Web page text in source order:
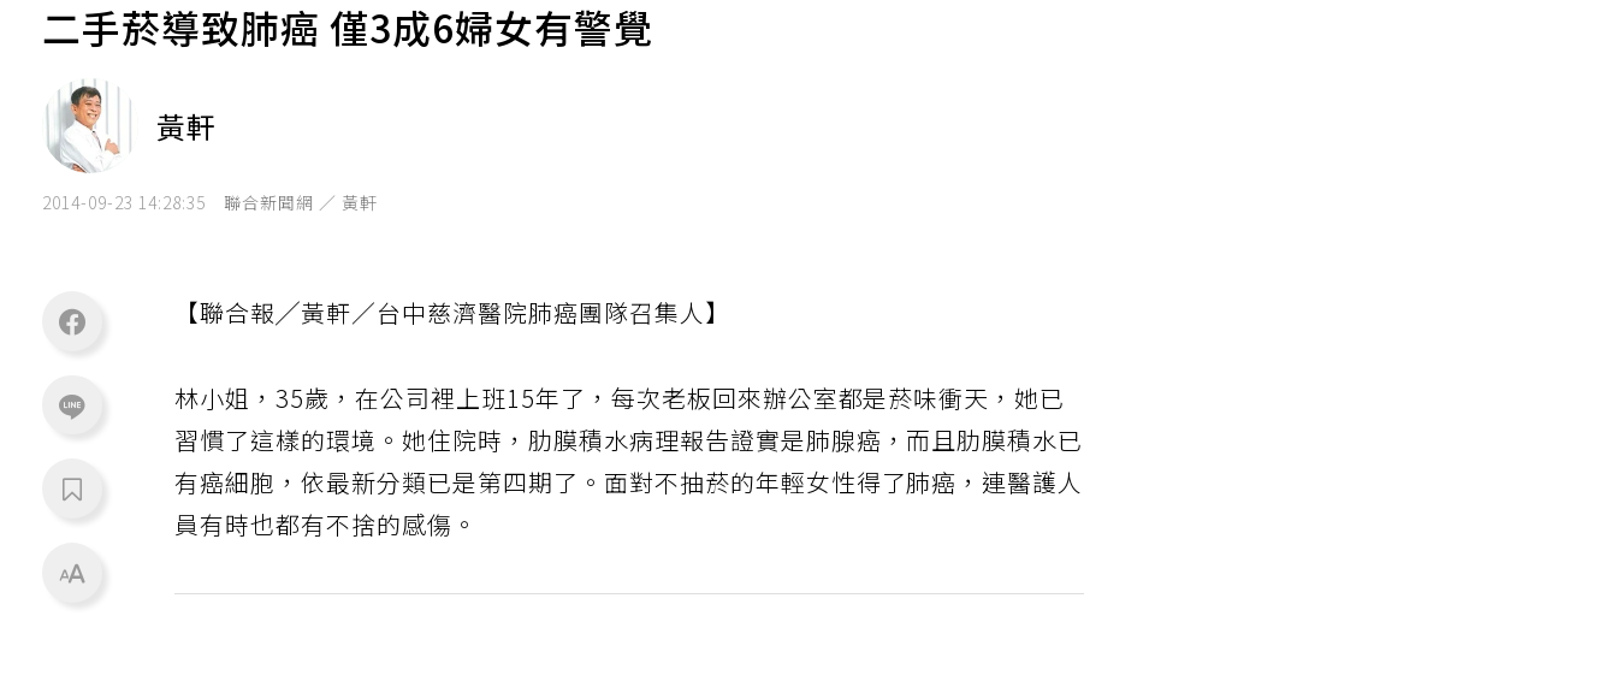
二手菸導致肺癌 僅3成6婦女有警覺
黃軒
2014-09-23 14:28:35 聯合新聞網 ／ 黃軒
【聯合報╱黃軒／台中慈濟醫院肺癌團隊召集人】
林小姐，35歲，在公司裡上班15年了，每次老板回來辦公室都是菸味衝天，她已
習慣了這樣的環境。她住院時，肋膜積水病理報告證實是肺腺癌，而且肋膜積水已
有癌細胞，依最新分類已是第四期了。面對不抽菸的年輕女性得了肺癌，連醫護人
員有時也都有不捨的感傷。